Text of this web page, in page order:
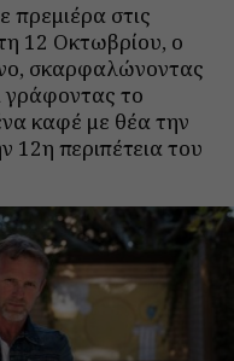
στις
12 Οκτωβρίου, ο
σκαρφαλώνοντας
γράφοντας το
καφέ με θέα την
12η περιπέτεια του